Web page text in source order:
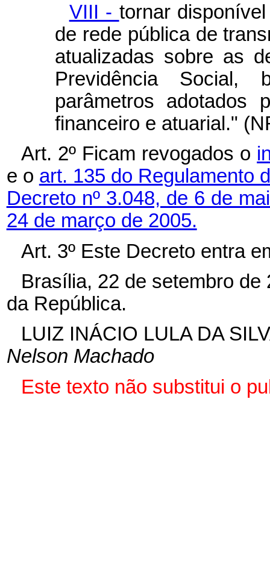
VIII - tornar
de rede pública de
atualizadas sobre as
Previdência
parâmetros adotados
financeiro e atuarial."
Art. 2º Ficam revogados o
e o art. 135 do Regulamento
Decreto nº 3.048, de 6 de
24 de março de 2005.
Art. 3º Este Decreto entra
Brasília, 22 de setembro de
da República.
LUIZ INÁCIO LULA DA
Nelson Machado
Este texto não substitui o